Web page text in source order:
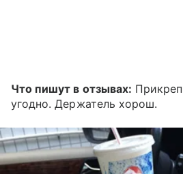
Что пишут в отзывах:
угодно. Держатель хорош.